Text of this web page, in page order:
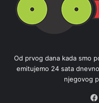
Od prvog dana kada smo
emitujemo 24 sata
njegovog